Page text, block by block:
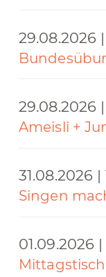
29.08.2026
29.08.2026
Ameisli +
31.08.2026
Singen
01.09.2026
Mittagstisch